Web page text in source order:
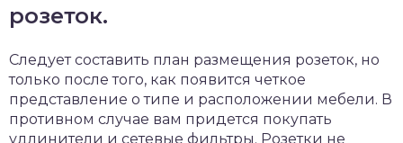
розеток.
Следует составить план размещения розеток, но
только после того, как появится четкое
представление о типе и расположении мебели. В
противном случае вам придется покупать
удлинители и сетевые фильтры. Розетки не